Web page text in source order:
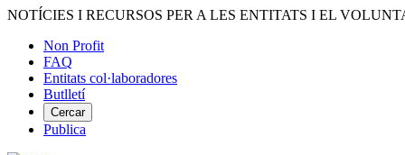
Vés
contingut
NOTÍCIES I RECURSOS PER A LES ENTITATS I EL
Menú
del
compte
d'usuari
Non Profit
FAQ
Entitats col·laboradores
Butlletí
Cercar
Publica